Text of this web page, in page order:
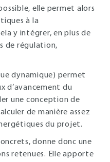
elle permet alors
à la
y intégrer, en plus de
de régulation,
dynamique) permet
d’avancement du
une conception de
de manière assez
du projet.
donne donc une
retenues. Elle apporte